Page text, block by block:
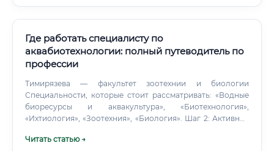
Где работать специалисту по
аквабиотехнологии: полный путеводитель по
профессии
Тимирязева — факультет зоотехнии и биологии
Специальности, которые стоит рассматривать: «Водные
биоресурсы и аквакультура», «Биотехнология»,
«Ихтиология», «Зоотехния», «Биология». Шаг 2: Активное
важно: Проходить практику на реальных производствах и
Читать статью →